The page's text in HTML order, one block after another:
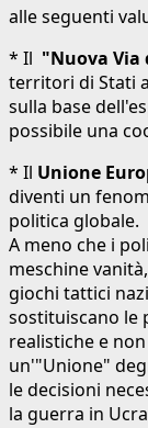
alle seguenti
* Il "Nuova Via
territori di Stati
sulla base
possibile una
* Il Unione
diventi un
politica globale.
A meno che i
meschine
giochi tattici
sostituiscano le
realistiche e
un'"Unione"
le decisioni
la guerra in